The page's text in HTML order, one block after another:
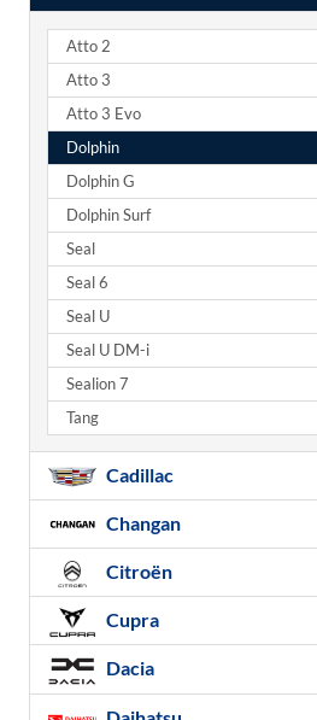
Atto 2
Atto 3
Atto 3 Evo
Dolphin
Dolphin G
Dolphin Surf
Seal
Seal 6
Seal U
Seal U DM-i
Sealion 7
Tang
Cadillac
Changan
Citroën
Cupra
Dacia